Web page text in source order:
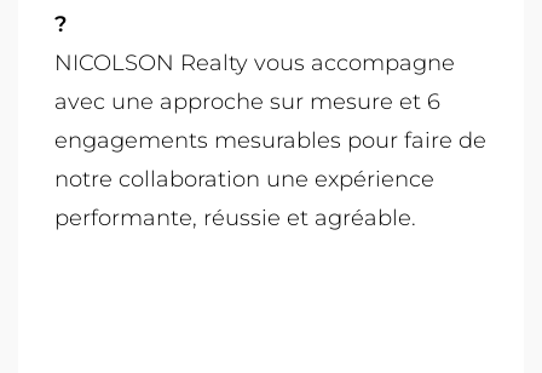
?
NICOLSON Realty vous accompagne
avec une approche sur mesure et 6
engagements mesurables pour faire de
notre collaboration une expérience
performante, réussie et agréable.